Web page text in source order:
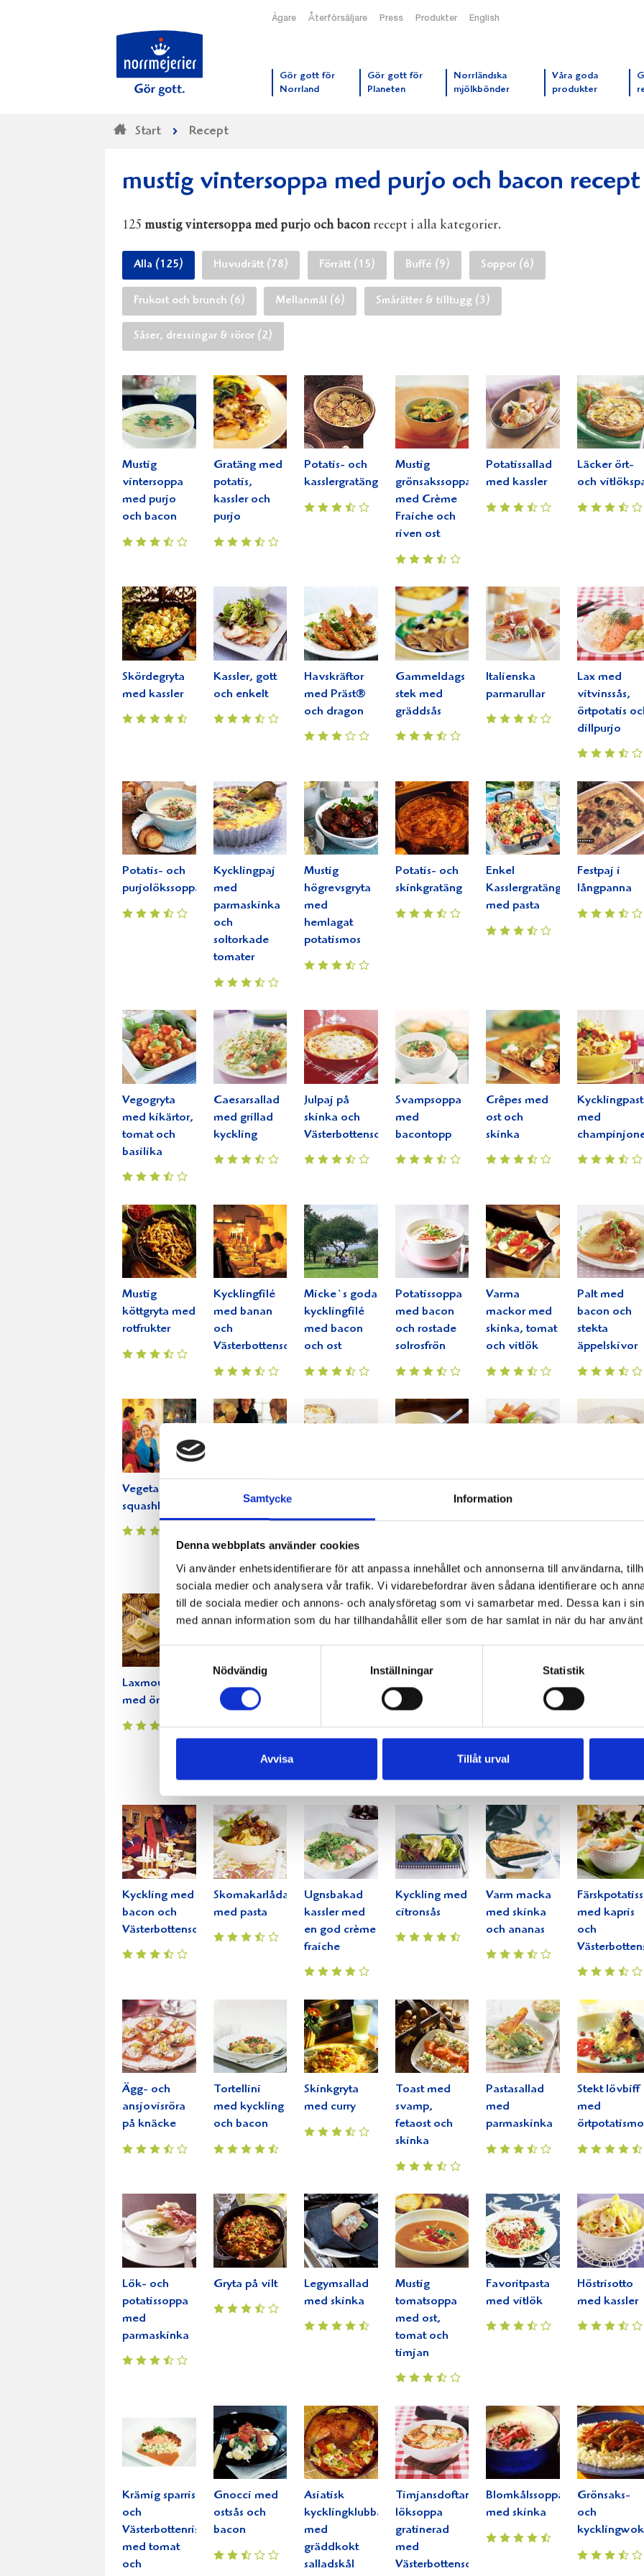
Samtycke Information
Denna webbplats använder cookies
Vi använder enhetsidentifierare för att anpassa innehållet och annonserna till användarna,
sociala medier och analysera vår trafik. Vi vidarebefordrar även sådana identifierare och
till de sociala medier och annons- och analysföretag som vi samarbetar med. Dessa kan i
med annan information som du har tillhandahållit eller som de har samlat in när du har
Samtyckesval
Nödvändig
Inställningar Statistik
Avvisa Tillåt urval
Ägare Återförsäljare Press Produkter English
Gör gott för
Norrland
Gör gott för
Planeten
Norrländska
mjölkbönder
Våra goda
produkter
Start Recept
mustig vintersoppa med purjo och bacon recept
125 mustig vintersoppa med purjo och baconrecept i alla kategorier.
Alla (125) Huvudrätt (78) Förrätt (15) Buffé (9) Soppor (6)
Frukost och brunch (6) Mellanmål (6) Smårätter & tilltugg (3)
Såser, dressingar & röror (2)
Mustig
vintersoppa
med purjo
och bacon
Gratäng med
potatis,
kassler och
purjo
Potatis- och
kasslergratäng
Mustig
grönsakssoppa
med Crème
Fraiche och
riven ost
Potatissallad
med kassler
Läcker ört-
och
Skördegryta
med kassler
Kassler, gott
och enkelt
Havskräftor
med Präst®
och dragon
Gammeldags
stek med
gräddsås
Italienska
parmarullar
Lax med
vitvinssås,
örtpotatis
dillpurjo
Potatis- och
purjolökssoppa
Kycklingpaj
med
parmaskinka
och
soltorkade
tomater
Mustig
högrevsgryta
med
hemlagat
potatismos
Potatis- och
skinkgratäng
Enkel
Kasslergratäng
med pasta
Festpaj i
långpanna
Vegogryta
med kikärtor,
tomat och
basilika
Caesarsallad
med grillad
kyckling
Julpaj på
skinka och
Västerbottensost
Svampsoppa
med
bacontopp
Crêpes med
ost och
skinka
med
Mustig
köttgryta med
rotfrukter
Kycklingfilé
med banan
och
Västerbottensost
Micke`s goda
kycklingfilé
med bacon
och ost
Potatissoppa
med bacon
och rostade
solrosfrön
Varma
mackor med
skinka, tomat
och vitlök
Palt med
bacon och
stekta
äppelskivor
Vegetariska
squashbiffar
och kassler
med Crème
med svamp
och vitlök
Laxmousse
med örtsås
med äppelsås
skinkmackor
smakrika
med
Kyckling med
bacon och
Västerbottensost
Skomakarlåda
med pasta
Ugnsbakad
kassler med
en god crème
fraiche
Kyckling med
citronsås
Varm macka
med skinka
och ananas
med kapris
och
Ägg- och
ansjovisröra
på knäcke
Tortellini
med kyckling
och bacon
Skinkgryta
med curry
Toast med
svamp,
fetaost och
skinka
Pastasallad
med
parmaskinka
Stekt lövbiff
med
Lök- och
potatissoppa
med
parmaskinka
Gryta på vilt
Legymsallad
med skinka
Mustig
tomatsoppa
med ost,
tomat och
timjan
Favoritpasta
med vitlök
Höstrisotto
med kassler
Krämig sparris
och
Västerbottenrisotto
med tomat
och
Gnocci med
ostsås och
bacon
Asiatisk
kycklingklubba
med
gräddkokt
salladskål
Timjansdoftande
löksoppa
gratinerad
med
Västerbottensost®
Blomkålssoppa
med skinka
Grönsaks-
och
kycklingwok